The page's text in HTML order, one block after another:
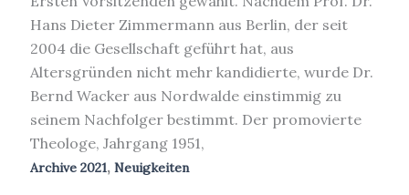
Hans Dieter Zimmermann aus Berlin, der seit
2004 die Gesellschaft geführt hat, aus
Altersgründen nicht mehr kandidierte, wurde Dr.
Bernd Wacker aus Nordwalde einstimmig zu
seinem Nachfolger bestimmt. Der promovierte
Theologe, Jahrgang 1951,
Archive 2021, Neuigkeiten